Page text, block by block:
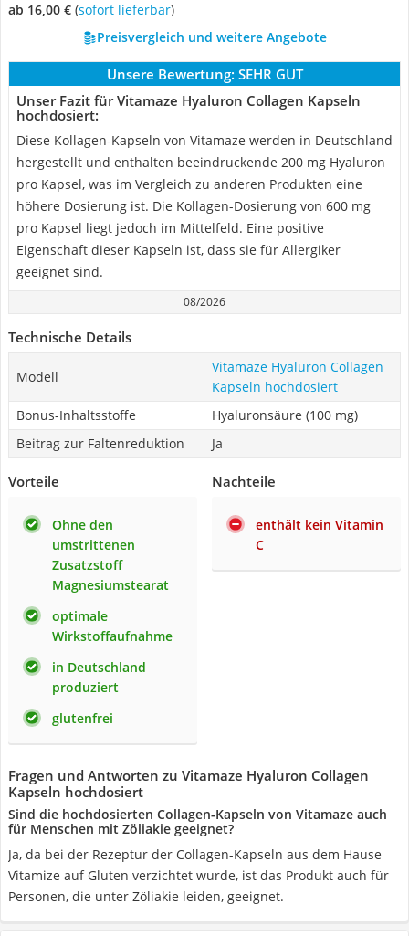
ab 16,00 € ( Sofort lieferbar)
Preisvergleich und weitere Angebote
Unsere Bewertung: SEHR GUT
Unser Fazit für Vitamaze Hyaluron Collagen Kapseln
hochdosiert:
Diese Kollagen-Kapseln von Vitamaze werden in Deutschland
hergestellt und enthalten beeindruckende 200 mg Hyaluron
pro Kapsel, was im Vergleich zu anderen Produkten eine
höhere Dosierung ist. Die Kollagen-Dosierung von 600 mg
pro Kapsel liegt jedoch im Mittelfeld. Eine positive
Eigenschaft dieser Kapseln ist, dass sie für Allergiker
geeignet sind.
08/2026
Technische Details
Modell
Vitamaze Hyaluron Collagen
Kapseln hochdosiert
Bonus-Inhaltsstoffe
Hyaluronsäure (100 mg)
Beitrag zur Faltenreduktion
Ja
Vorteile
Ohne den
umstrittenen
Zusatzstoff
Magnesiumstearat
optimale
Wirkstoffaufnahme
in Deutschland
produziert
glutenfrei
Nachteile
enthält kein Vitamin
C
Fragen und Antworten zu Vitamaze Hyaluron Collagen
Kapseln hochdosiert
Sind die hochdosierten Collagen-Kapseln von Vitamaze auch
für Menschen mit Zöliakie geeignet?
Ja, da bei der Rezeptur der Collagen-Kapseln aus dem Hause
Vitamize auf Gluten verzichtet wurde, ist das Produkt auch für
Personen, die unter Zöliakie leiden, geeignet.